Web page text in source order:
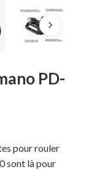
PD-
pour rouler
sont là pour